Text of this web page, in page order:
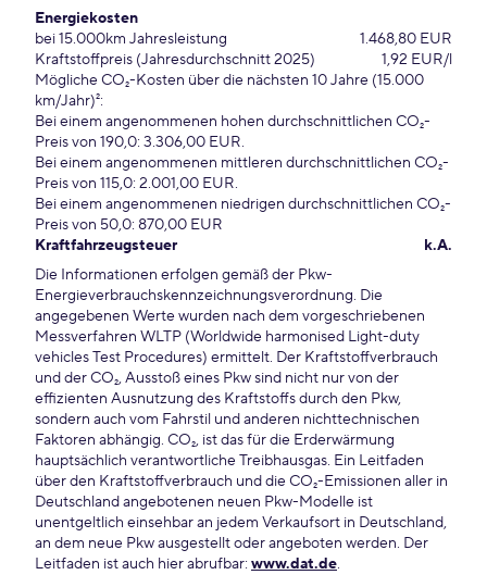
Energiekosten
bei 15.000km Jahresleistung
1.468,80 EUR
Kraftstoffpreis (Jahresdurchschnitt 2025)
1,92 EUR/l
Mögliche CO₂-Kosten über die nächsten 10 Jahre (15.000
km/Jahr)²:
Bei einem angenommenen hohen durchschnittlichen CO₂-
Preis von 190,0: 3.306,00 EUR.
Bei einem angenommenen mittleren durchschnittlichen CO₂-
Preis von 115,0: 2.001,00 EUR.
Bei einem angenommenen niedrigen durchschnittlichen CO₂-
Preis von 50,0: 870,00 EUR
Kraftfahrzeugsteuer
k.A.
Die Informationen erfolgen gemäß der Pkw-
Energieverbrauchskennzeichnungsverordnung. Die
angegebenen Werte wurden nach dem vorgeschriebenen
Messverfahren WLTP (Worldwide harmonised Light-duty
vehicles Test Procedures) ermittelt. Der Kraftstoffverbrauch
und der CO₂, Ausstoß eines Pkw sind nicht nur von der
effizienten Ausnutzung des Kraftstoffs durch den Pkw,
sondern auch vom Fahrstil und anderen nichttechnischen
Faktoren abhängig. CO₂, ist das für die Erderwärmung
hauptsächlich verantwortliche Treibhausgas. Ein Leitfaden
über den Kraftstoffverbrauch und die CO₂-Emissionen aller in
Deutschland angebotenen neuen Pkw-Modelle ist
unentgeltlich einsehbar an jedem Verkaufsort in Deutschland,
an dem neue Pkw ausgestellt oder angeboten werden. Der
Leitfaden ist auch hier abrufbar: www.dat.de.